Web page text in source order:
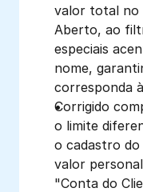
valor total no
Aberto, ao
especiais
nome,
corresponda
Corrigido
o limite
o cadastro
valor
"Conta do